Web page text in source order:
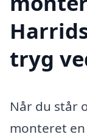
tryg
Når du står
monteret